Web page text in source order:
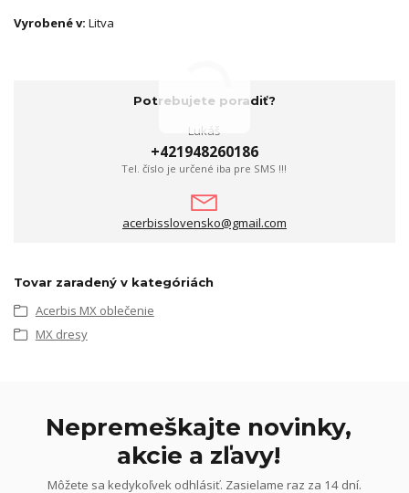
Vyrobené v: Litva
Potrebujete poradiť?
Lukáš
+421948260186
Tel. číslo je určené iba pre SMS !!!
acerbisslovensko@gmail.com
Tovar zaradený v kategóriách
Acerbis MX oblečenie
MX dresy
Nepremeškajte novinky,
akcie a zľavy!
Môžete sa kedykoľvek odhlásiť. Zasielame raz za 14 dní.